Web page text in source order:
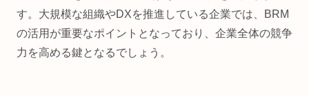
す。大規模な組織やDXを推進している企業では、BRM
の活用が重要なポイントとなっており、企業全体の競争
力を高める鍵となるでしょう。